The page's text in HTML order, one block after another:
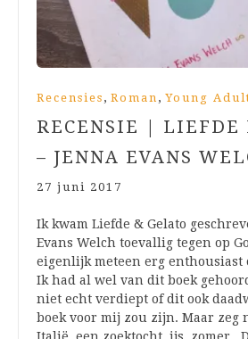
Recensies , Roman , Young
RECENSIE | LIEFDE
– JENNA EVANS
27 juni 2017
Ik kwam Liefde & Gelato
Evans Welch toevallig tegen op
eigenlijk meteen erg enthousiast
Ik had al wel van dit boek
niet echt verdiept of dit ook
boek voor mij zou zijn. Maar zeg
Italië, een zoektocht, ijs, zomer..